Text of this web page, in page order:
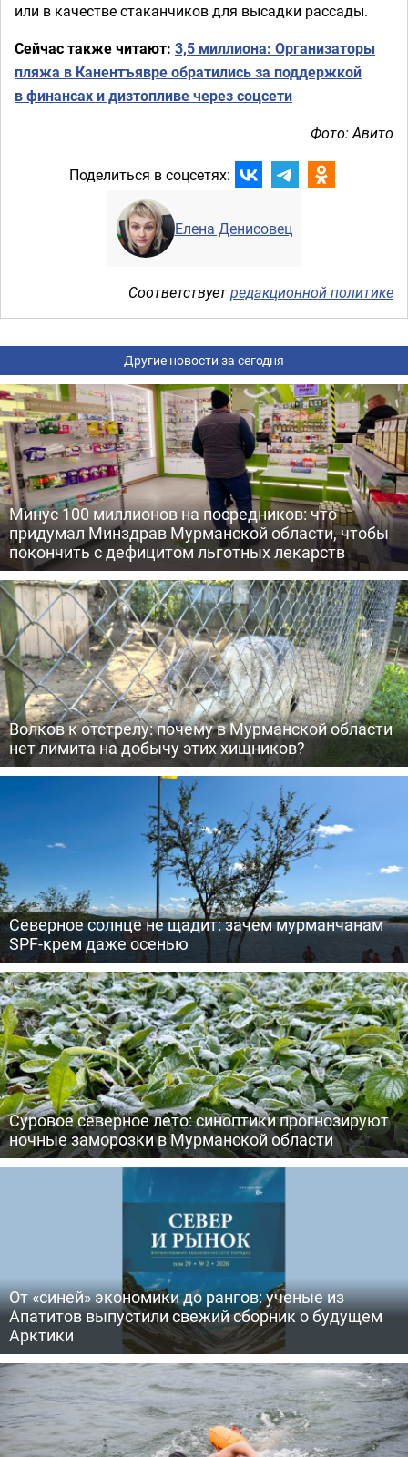
или в качестве стаканчиков для высадки рассады.
Сейчас также читают: 3,5 миллиона: Организаторы
пляжа в Канентъявре обратились за поддержкой
в финансах и дизтопливе через соцсети
Фото: Авито
Поделиться в соцсетях:
Елена Денисовец
Соответствуетредакционной политике
Другие новости за сегодня
Минус 100 миллионов на посредников: что
придумал Минздрав Мурманской области, чтобы
покончить с дефицитом льготных лекарств
Волков к отстрелу: почему в Мурманской области
нет лимита на добычу этих хищников?
Северное солнце не щадит: зачем мурманчанам
SPF-крем даже осенью
Суровое северное лето: синоптики прогнозируют
ночные заморозки в Мурманской области
От «синей» экономики до рангов: ученые из
Апатитов выпустили свежий сборник о будущем
Арктики